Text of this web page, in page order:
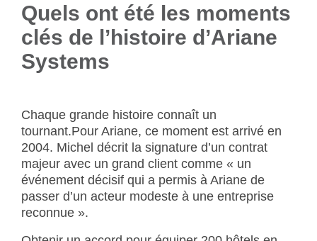
Quels ont été les moments
clés de l’histoire d’Ariane
Systems
Chaque grande histoire connaît un
tournant.Pour Ariane, ce moment est arrivé en
2004. Michel décrit la signature d’un contrat
majeur avec un grand client comme « un
événement décisif qui a permis à Ariane de
passer d’un acteur modeste à une entreprise
reconnue ».